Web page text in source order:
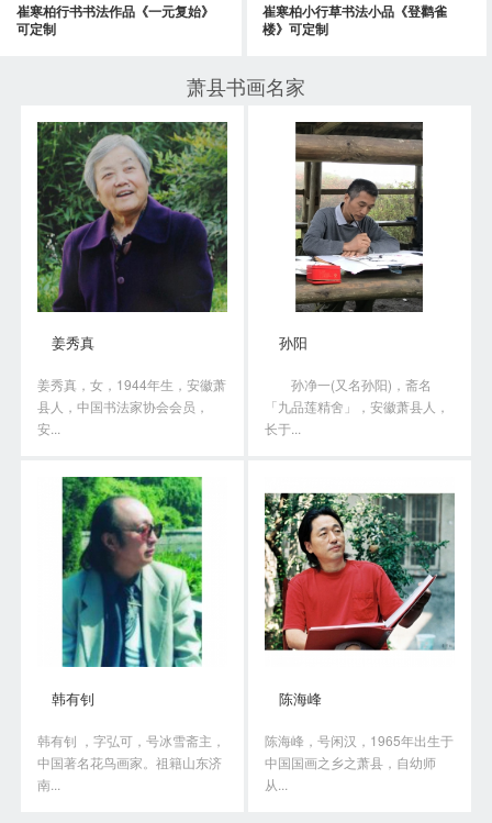
崔寒柏行书书法作品《一元复始》
可定制
崔寒柏小行草书法小品《登鹳雀
楼》可定制
萧县书画名家
姜秀真
姜秀真，女，1944年生，安徽萧
县人，中国书法家协会会员，
安...
孙阳
孙净一(又名孙阳)，斋名
「九品莲精舍」，安徽萧县人，
长于...
韩有钊
韩有钊 ，字弘可，号冰雪斋主，
中国著名花鸟画家。祖籍山东济
南...
陈海峰
陈海峰，号闲汉，1965年出生于
中国国画之乡之萧县，自幼师
从...